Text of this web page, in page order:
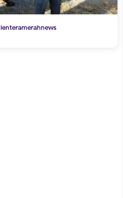
lenteramerahnews